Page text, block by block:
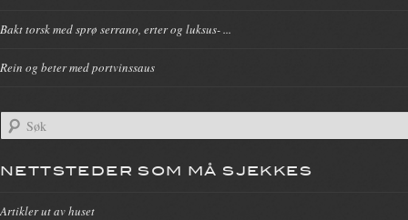
Bakt torsk med sprø serrano, erter og luksus- ...
Rein og beter med portvinssaus
NETTSTEDER SOM MÅ SJEKKES
Artikler ut av huset